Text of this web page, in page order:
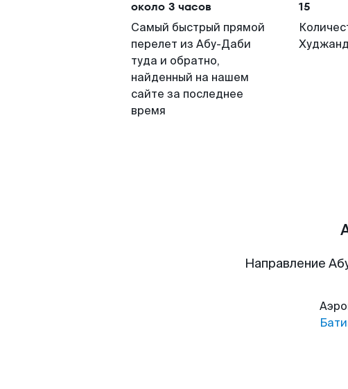
около 3 часов
Самый быстрый прямой
перелет из Абу-Даби
туда и обратно,
найденный на нашем
сайте за последнее
время
15
Направление